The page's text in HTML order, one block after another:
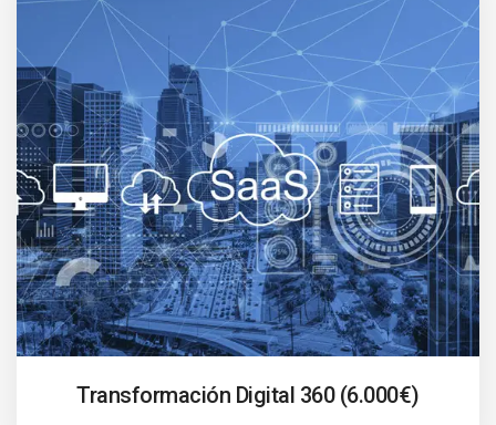
Transformación Digital 360 (6.000€)